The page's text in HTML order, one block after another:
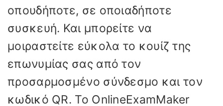
οπουδήποτε, σε οποιαδήποτε
συσκευή. Και μπορείτε να
μοιραστείτε εύκολα το κουίζ της
επωνυμίας σας από τον
προσαρμοσμένο σύνδεσμο και τον
κωδικό QR. Το OnlineExamMaker